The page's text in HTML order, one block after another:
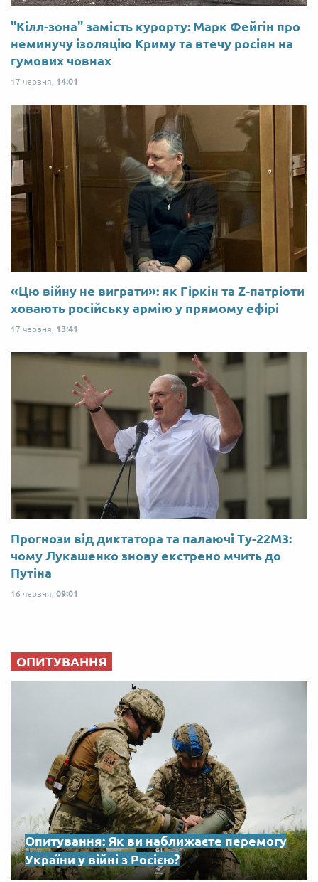
"Кілл-зона" замість курорту: Марк Фейгін про
неминучу ізоляцію Криму та втечу росіян на
гумових човнах
17 червня, 14:01
«Цю війну не виграти»: як Гіркін та Z-патріоти
ховають російську армію у прямому ефірі
17 червня, 13:41
Прогнози від диктатора та палаючі Ту-22М3:
чому Лукашенко знову екстрено мчить до
Путіна
16 червня, 09:01
ОПИТУВАННЯ
Опитування: Як ви наближаєте перемогу
України у війні з Росією?